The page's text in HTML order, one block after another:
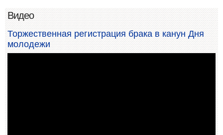
Видео
Торжественная регистрация брака в канун Дня
молодежи